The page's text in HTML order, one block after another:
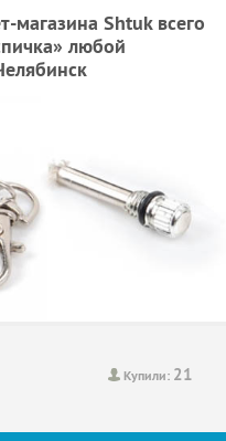
магазина Shtuk всего
любой
Купили: 21